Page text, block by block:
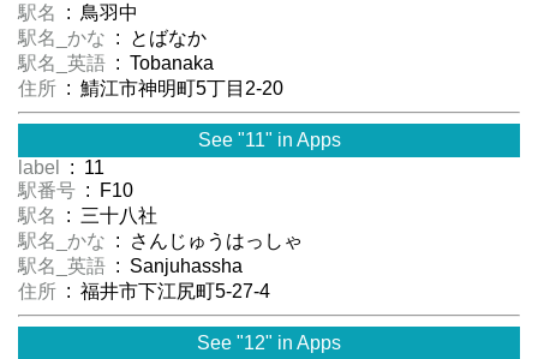
駅名
: 鳥羽中
駅名_かな : とばなか
駅名_英語 : Tobanaka
住所 : 鯖江市神明町5丁目2-20
See "11" in Apps
label
: 11
駅番号 : F10
駅名
: 三十八社
駅名_かな : さんじゅうはっしゃ
駅名_英語 : Sanjuhassha
住所 : 福井市下江尻町5-27-4
See "12" in Apps